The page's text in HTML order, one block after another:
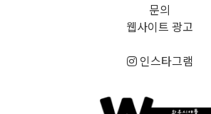
문의
웹사이트 광고
인스타그램